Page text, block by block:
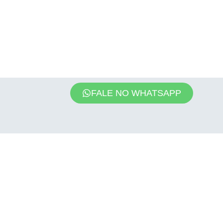
FALE NO WHATSAPP